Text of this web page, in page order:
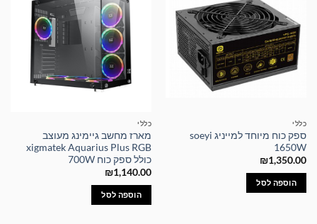
כללי
ספק כוח מיוחד למייניג soeyi
1650W
₪1,350.00
הוספה לסל
כללי
מארז מחשב גיימינג מעוצב
xigmatek Aquarius Plus RGB
כולל ספק כוח 700W
₪1,140.00
הוספה לסל